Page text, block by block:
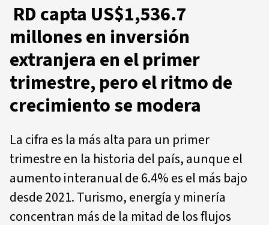
RD capta US$1,536.7
millones en inversión
extranjera en el primer
trimestre, pero el ritmo de
crecimiento se modera
La cifra es la más alta para un primer
trimestre en la historia del país, aunque el
aumento interanual de 6.4% es el más bajo
desde 2021. Turismo, energía y minería
concentran más de la mitad de los flujos